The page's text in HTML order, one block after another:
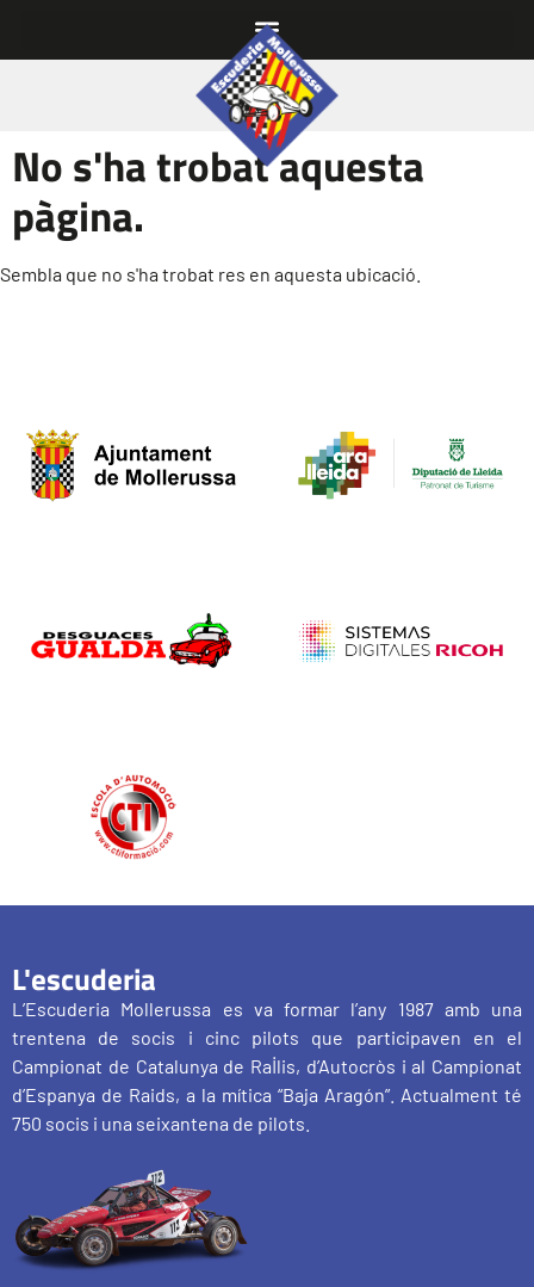
No s'ha trobat aquesta
pàgina.
Sembla que no s'ha trobat res en aquesta ubicació.
L'escuderia
L’Escuderia Mollerussa es va formar l’any 1987 amb una
trentena de socis i cinc pilots que participaven en el
Campionat de Catalunya de Ral·lis, d’Autocròs i al Campionat
d’Espanya de Raids, a la mítica “Baja Aragón”. Actualment té
750 socis i una seixantena de pilots.